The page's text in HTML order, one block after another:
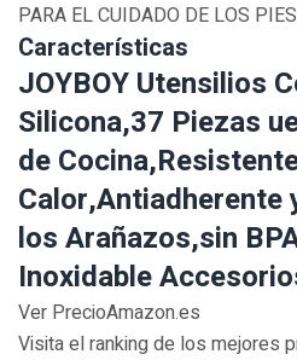
PARA EL CUIDADO DE LOS PIES
Características
JOYBOY Utensilios
Silicona,37 Piezas
de
Calor,Antiadherente
los Arañazos,sin
Inoxidable
Ver PrecioAmazon.es
Visita el ranking de los mejores